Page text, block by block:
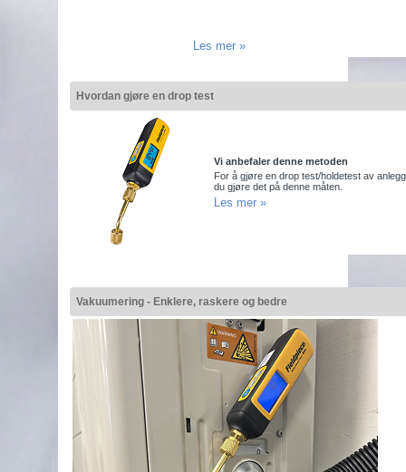
Les mer »
Hvordan gjøre en drop test
Vi anbefaler denne metoden
For å gjøre en drop test/holdetest av
du gjøre det på denne måten.
Les mer »
Vakuumering - Enklere, raskere og bedre